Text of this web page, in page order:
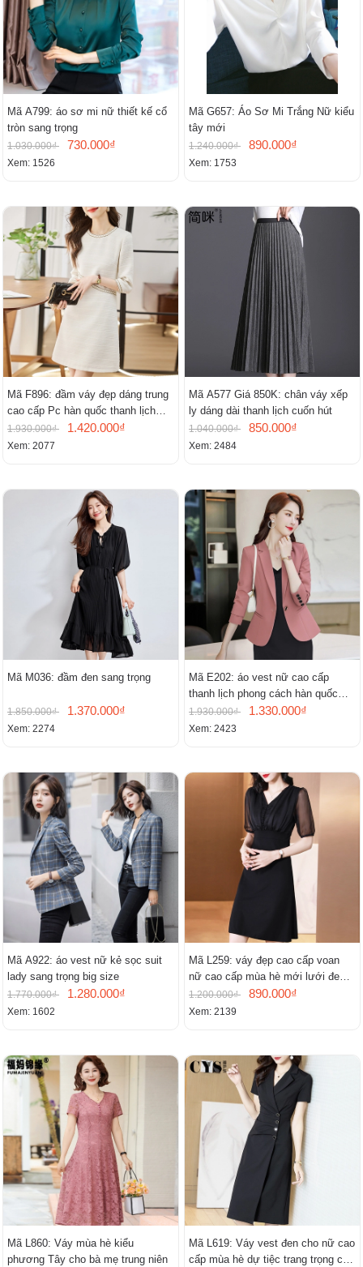
Mã A799: áo sơ mi nữ thiết kế cổ
tròn sang trọng
1.030.000₫ 730.000₫
Xem: 1526
Mã G657: Áo Sơ Mi Trắng Nữ kiểu
tây mới
1.240.000₫ 890.000₫
Xem: 1753
Mã F896: đầm váy đẹp dáng trung
cao cấp Pc hàn quốc thanh lịch
mới
1.930.000₫ 1.420.000₫
Xem: 2077
Mã A577 Giá 850K: chân váy xếp
ly dáng dài thanh lịch cuốn hút
1.040.000₫ 850.000₫
Xem: 2484
Mã M036: đầm đen sang trọng
1.850.000₫ 1.370.000₫
Xem: 2274
Mã E202: áo vest nữ cao cấp
thanh lịch phong cách hàn quốc
mới
1.930.000₫ 1.330.000₫
Xem: 2423
Mã A922: áo vest nữ kẻ sọc suit
lady sang trọng big size
1.770.000₫ 1.280.000₫
Xem: 1602
Mã L259: váy đẹp cao cấp voan
nữ cao cấp mùa hè mới lưới đen
cao cấp khí chất nhỏ tay ngắn
1.200.000₫ 890.000₫
Xem: 2139
Mã L860: Váy mùa hè kiểu
phương Tây cho bà mẹ trung niên
Mã L619: Váy vest đen cho nữ cao
cấp mùa hè dự tiệc trang trọng cao